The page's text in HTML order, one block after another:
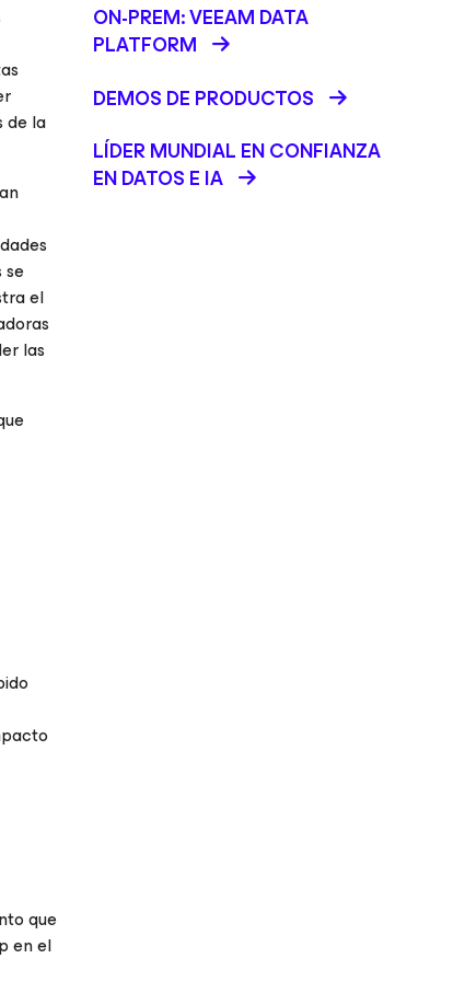
de la
el
las
que
en el
ON-PREM: VEEAM DATA
PLATFORM
DEMOS DE PRODUCTOS
LÍDER MUNDIAL EN CONFIANZA
EN DATOS E IA